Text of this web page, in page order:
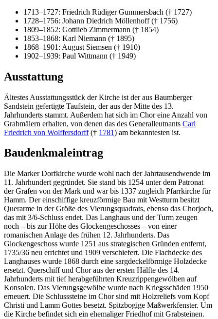
1713–1727: Friedrich Rüdiger Gummersbach († 1727)
1728–1756: Johann Diedrich Möllenhoff († 1756)
1809–1852: Gottlieb Zimmermann († 1854)
1853–1868: Karl Niemann († 1895)
1868–1901: August Siemsen († 1910)
1902–1939: Paul Wittmann († 1949)
Ausstattung
Ältestes Ausstattungsstück der Kirche ist der aus Baumberger
Sandstein gefertigte Taufstein, der aus der Mitte des 13.
Jahrhunderts stammt. Außerdem hat sich im Chor eine Anzahl von
Grabmälern erhalten, von denen das des Generalleutnants Carl
Friedrich von Wolffersdorff(† 1781) am bekanntesten ist.
Baudenkmaleintrag
Die Marker Dorfkirche wurde wohl nach der Jahrtausendwende im
11. Jahrhundert gegründet. Sie stand bis 1254 unter dem Patronat
der Grafen von der Mark und war bis 1337 zugleich Pfarrkirche für
Hamm. Der einschiffige kreuzförmige Bau mit Westturm besitzt
Querarme in der Größe des Vierungsquadrats, ebenso das Chorjoch,
das mit 3/6-Schluss endet. Das Langhaus und der Turm zeugen
noch – bis zur Höhe des Glockengeschosses – von einer
romanischen Anlage des frühen 12. Jahrhunderts. Das
Glockengeschoss wurde 1251 aus strategischen Gründen entfernt,
1735/36 neu errichtet und 1909 verschiefert. Die Flachdecke des
Langhauses wurde 1868 durch eine sargdeckelförmige Holzdecke
ersetzt. Querschiff und Chor aus der ersten Hälfte des 14.
Jahrhunderts mit tief herabgeführten Kreuzrippengewölben auf
Konsolen. Das Vierungsgewölbe wurde nach Kriegsschäden 1950
erneuert. Die Schlusssteine im Chor sind mit Holzreliefs vom Kopf
Christi und Lamm Gottes besetzt. Spitzbogige Maßwerkfenster. Um
die Kirche befindet sich ein ehemaliger Friedhof mit Grabsteinen.